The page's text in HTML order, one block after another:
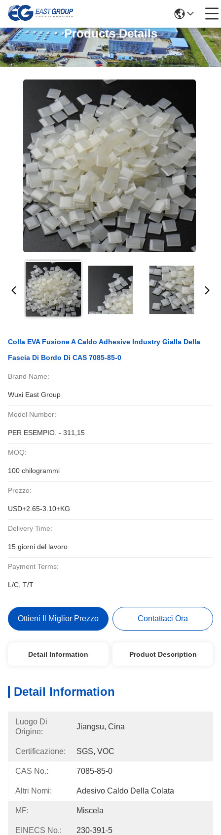
Products Details
Colla EVA Fusione A Caldo Adhesive Industry Gialla Della
Fascia Di Bordo Di CAS 7085-85-0
Brand Name:
Wuxi East Group
Model Number:
PER ESEMPIO. - 311,15
MOQ:
100 chilogrammi
Prezzo:
USD+2.65-3.10+KG
Delivery Time:
15 giorni del lavoro
Payment Terms:
L/C, T/T
Ottieni Il Miglior Prezzo Contattaci Ora
Detail Information Product Description
Detail Information
Luogo Di
Origine:
Jiangsu, Cina
Certificazione: SGS, VOC
CAS No.: 7085-85-0
Altri Nomi: Adesivo Caldo Della Colata
MF: Miscela
EINECS No.: 230-391-5